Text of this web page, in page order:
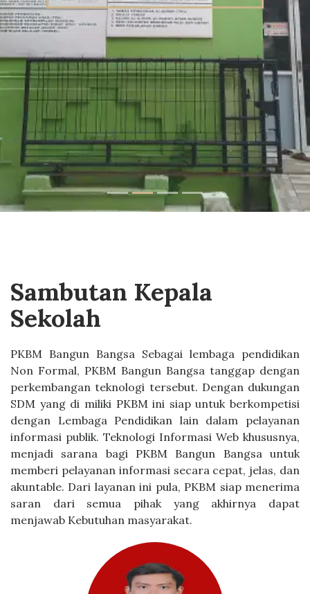
Sambutan Kepala
Sekolah
PKBM Bangun Bangsa Sebagai lembaga pendidikan
Non Formal, PKBM Bangun Bangsa tanggap dengan
perkembangan teknologi tersebut. Dengan dukungan
SDM yang di miliki PKBM ini siap untuk berkompetisi
dengan Lembaga Pendidikan lain dalam pelayanan
informasi publik. Teknologi Informasi Web khususnya,
menjadi sarana bagi PKBM Bangun Bangsa untuk
memberi pelayanan informasi secara cepat, jelas, dan
akuntable. Dari layanan ini pula, PKBM siap menerima
saran dari semua pihak yang akhirnya dapat
menjawab Kebutuhan masyarakat.